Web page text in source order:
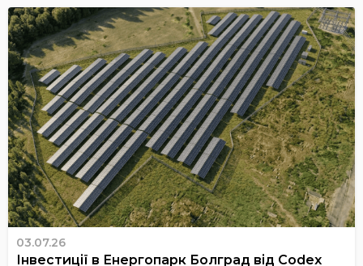
03.07.26
Інвестиції в Енергопарк Болград від Codex